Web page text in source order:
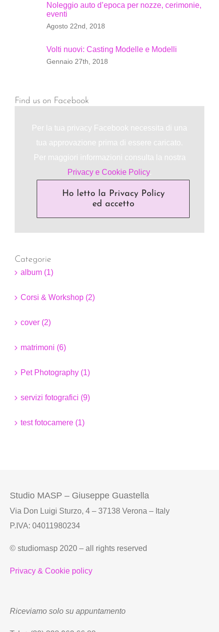
Noleggio auto d’epoca per nozze, cerimonie,
eventi
Agosto 22nd, 2018
Volti nuovi: Casting Modelle e Modelli
Gennaio 27th, 2018
Find us on Facebook
Per la tua privacy Facebook necessita di una
tua approvazione prima di essere caricato.
Per maggiori informazioni consulta la nostra
Privacy e Cookie Policy.
Ho letto la Privacy Policy
ed accetto
Categorie
album (1)
Corsi & Workshop (2)
cover (2)
matrimoni (6)
Pet Photography (1)
servizi fotografici (9)
test fotocamere (1)
Studio MASP – Giuseppe Guastella
Via Don Luigi Sturzo, 4 – 37138 Verona – Italy
P.IVA: 04011980234
© studiomasp 2020 – all rights reserved
Privacy & Cookie policy
Riceviamo solo su appuntamento